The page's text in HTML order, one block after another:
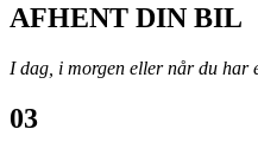
AFHENT DIN BIL
I dag, i morgen eller når du har
03